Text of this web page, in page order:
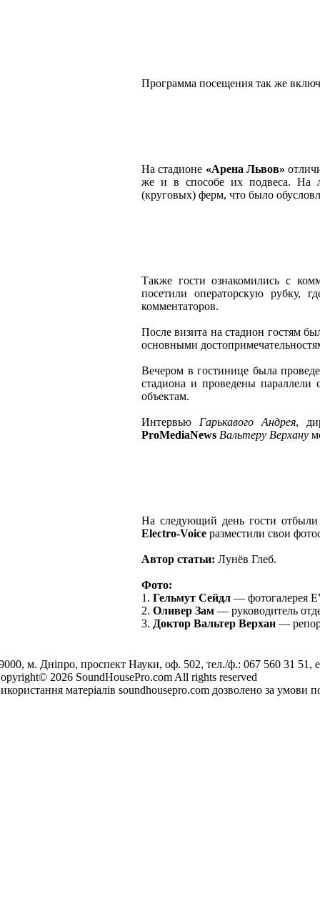
Программа посещения так же
На стадионе «Арена Львов»
же и в способе их подвеса. На
(круговых) ферм, что было
Также гости ознакомились с
посетили операторскую рубку,
комментаторов.
После визита на стадион гостям
основными
Вечером в гостинице была
стадиона и проведены параллели
объектам.
Интервью Гарькавого Андрея,
ProMediaNews Вальтеру Верхану
На следующий день гости отбыли
Electro-Voice разместили свои
Автор статьи: Лунёв Глеб.
Фото:
1. Гельмут Сейдл — фотогалерея
2. Оливер Зам — руководитель
3. Доктор Вальтер Верхан —
м. Дніпро, проспект Науки, оф. 502, тел./ф.: 067 560 31 51,
2026 SoundHousePro.com All rights reserved
матеріалів soundhousepro.com дозволено за умови